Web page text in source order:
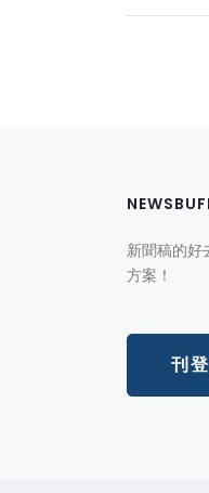
新聞稿的好
方案！
刊